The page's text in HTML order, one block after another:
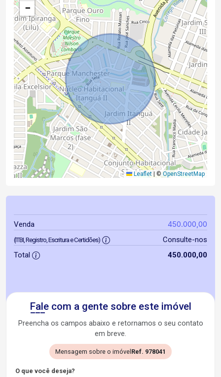
−
Leaflet © OpenStreetMap
Venda 450.000,00
(ITBI, Registro, Escritura e Certidões)
Consulte-nos
Total
450.000,00
Fale com a gente sobre este imóvel
Preencha os campos abaixo e retornamos o seu contato
em breve.
Mensagem sobre o imóvel Ref. 978041
O que você deseja?